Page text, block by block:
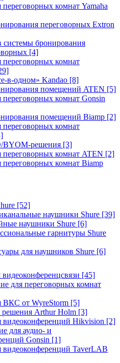
комнат Yamaha
переговорных Extron
системы бронирования
[4]
переговорных комнат
в-одном» Kandao [8]
помещений ATEN [5]
комнат Gonsin
помещений Biamp [2]
переговорных комнат
BYOM-решения [3]
переговорных комнат ATEN [2]
переговорных комнат Biamp
[52]
наушники Shure [39]
наушники Shure [6]
гарнитуры Shure
для наушников Shure [6]
[45]
для переговорных комнат
ВКС от WyreStorm [5]
Arthur Holm [3]
видеоконференций Hikvision [2]
для аудио- и
Gonsin [1]
видеоконференций TaverLAB